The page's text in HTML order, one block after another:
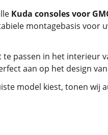
Kuda consoles voor
montagebasis voor
passen in het interieur
aan op het design van
model kiest, tonen wij